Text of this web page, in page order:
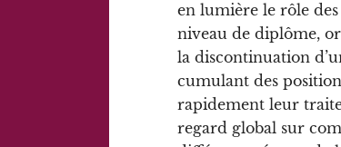
en lumière le rôle des
niveau de diplôme,
la discontinuation
cumulant des
rapidement leur
regard global sur